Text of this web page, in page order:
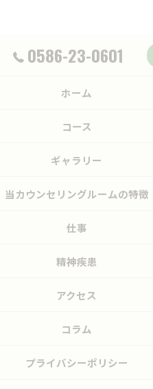
0586-23-0601
ホーム
コース
ギャラリー
当カウンセリングルームの特徴
仕事
精神疾患
アクセス
コラム
プライバシーポリシー